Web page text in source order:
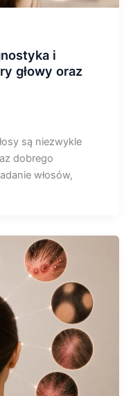
i
głowy oraz
są niezwykle
dobrego
włosów,